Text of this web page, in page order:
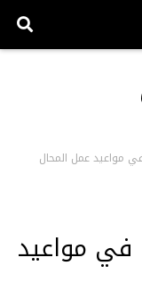
مواعيد عمل المحال
في مواعيد